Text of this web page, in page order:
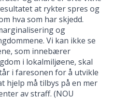
at rykter spres og
hva som har skjedd.
og
Vi kan ikke se
som innebærer
i lokalmiljøene, skal
i faresonen for å utvikle
hjelp må tilbys på en mer
av straff. (NOU